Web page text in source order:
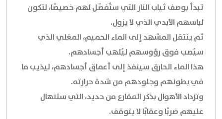
تبدأ بوصف ثياب النار التي ستُفصّل لهم خصيصًا، لتكون
لباسهم الأبدي الذي لا يزول.
ثم ينتقل المشهد إلى الماء الحميم، المغلي الذي
سيُصب فوق رؤوسهم ليُلهب أجسادهم.
هذا الماء الحارق سينفذ إلى أعماق أجسادهم، ليذيب ما
في بطونهم وجلودهم من شدة حرارته.
وتزداد الأهوال بذكر المقارع من حديد، التي ستنهال
عليهم ضربًا وعقابًا لا يتوقف.